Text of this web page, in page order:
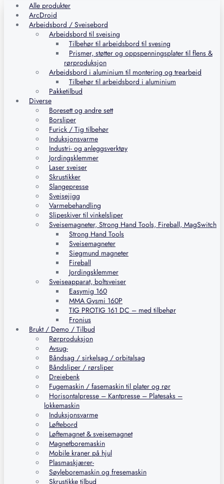
Alle produkter
ArcDroid
Arbeidsbord / Sveisebord
Arbeidsbord til sveising
Tilbehør til arbeidsbord til svesing
Prismer, støtter og oppspenningsplater til flens &
rørproduksjon
Arbeidsbord i aluminium til montering og trearbeid
Tilbehør til arbeidsbord i aluminium
Pakketilbud
Diverse
Boresett og andre sett
Borsliper
Furick / Tig tilbehør
Induksjonsvarme
Industri- og anleggsverktøy
Jordingsklemmer
Laser sveiser
Skrustikker
Slangepresse
Sveisejigg
Varmebehandling
Slipeskiver til vinkelsliper
Sveisemagneter, Strong Hand Tools, Fireball, MagSwitch
Strong Hand Tools
Sveisemagneter
Siegmund magneter
Fireball
Jordingsklemmer
Sveiseapparat, boltsveiser
Easymig 160
MMA Gysmi 160P
TIG PROTIG 161 DC – med tilbehør
Fronius
Brukt / Demo / Tilbud
Rørproduksjon
Avsug-
Båndsag / sirkelsag / orbitalsag
Båndsliper / rørsliper
Dreiebenk
Fugemaskin / fasemaskin til plater og rør
Horisontalpresse – Kantpresse – Platesaks –
lokkemaskin
Induksjonsvarme
Løftebord
Løftemagnet & sveisemagnet
Magnetboremaskin
Mobile kraner på hjul
Plasmaskjærer-
Søyleboremaskin og fresemaskin
Skrustikke tilbud